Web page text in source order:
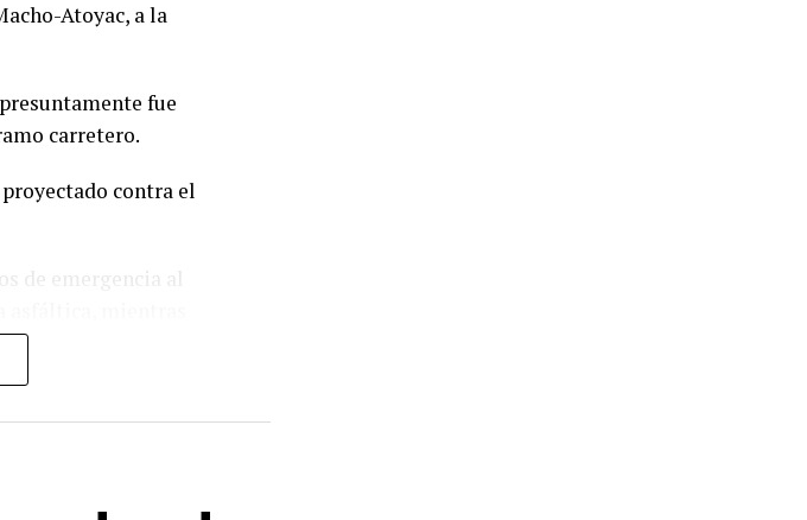
Atoyac, a la
fue
carretero.
contra el
de emergencia al
hospital del